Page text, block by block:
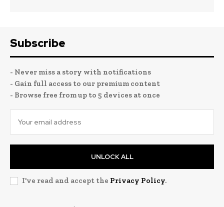
Subscribe
- Never miss a story with notifications
- Gain full access to our premium content
- Browse free from up to 5 devices at once
UNLOCK ALL
I've read and accept the Privacy Policy.